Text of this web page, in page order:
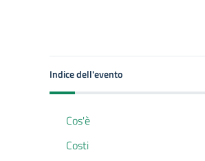
Indice dell'evento
Cos'è
Costi